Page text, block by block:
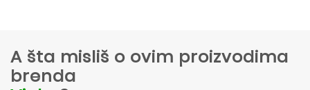
A šta misliš o ovim proizvodima
brenda